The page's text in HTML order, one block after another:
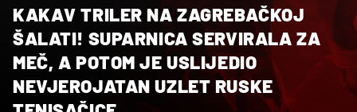
KAKAV TRILER NA ZAGREBAČKOJ
ŠALATI! SUPARNICA SERVIRALA ZA
MEČ, A POTOM JE USLIJEDIO
NEVJEROJATAN UZLET RUSKE